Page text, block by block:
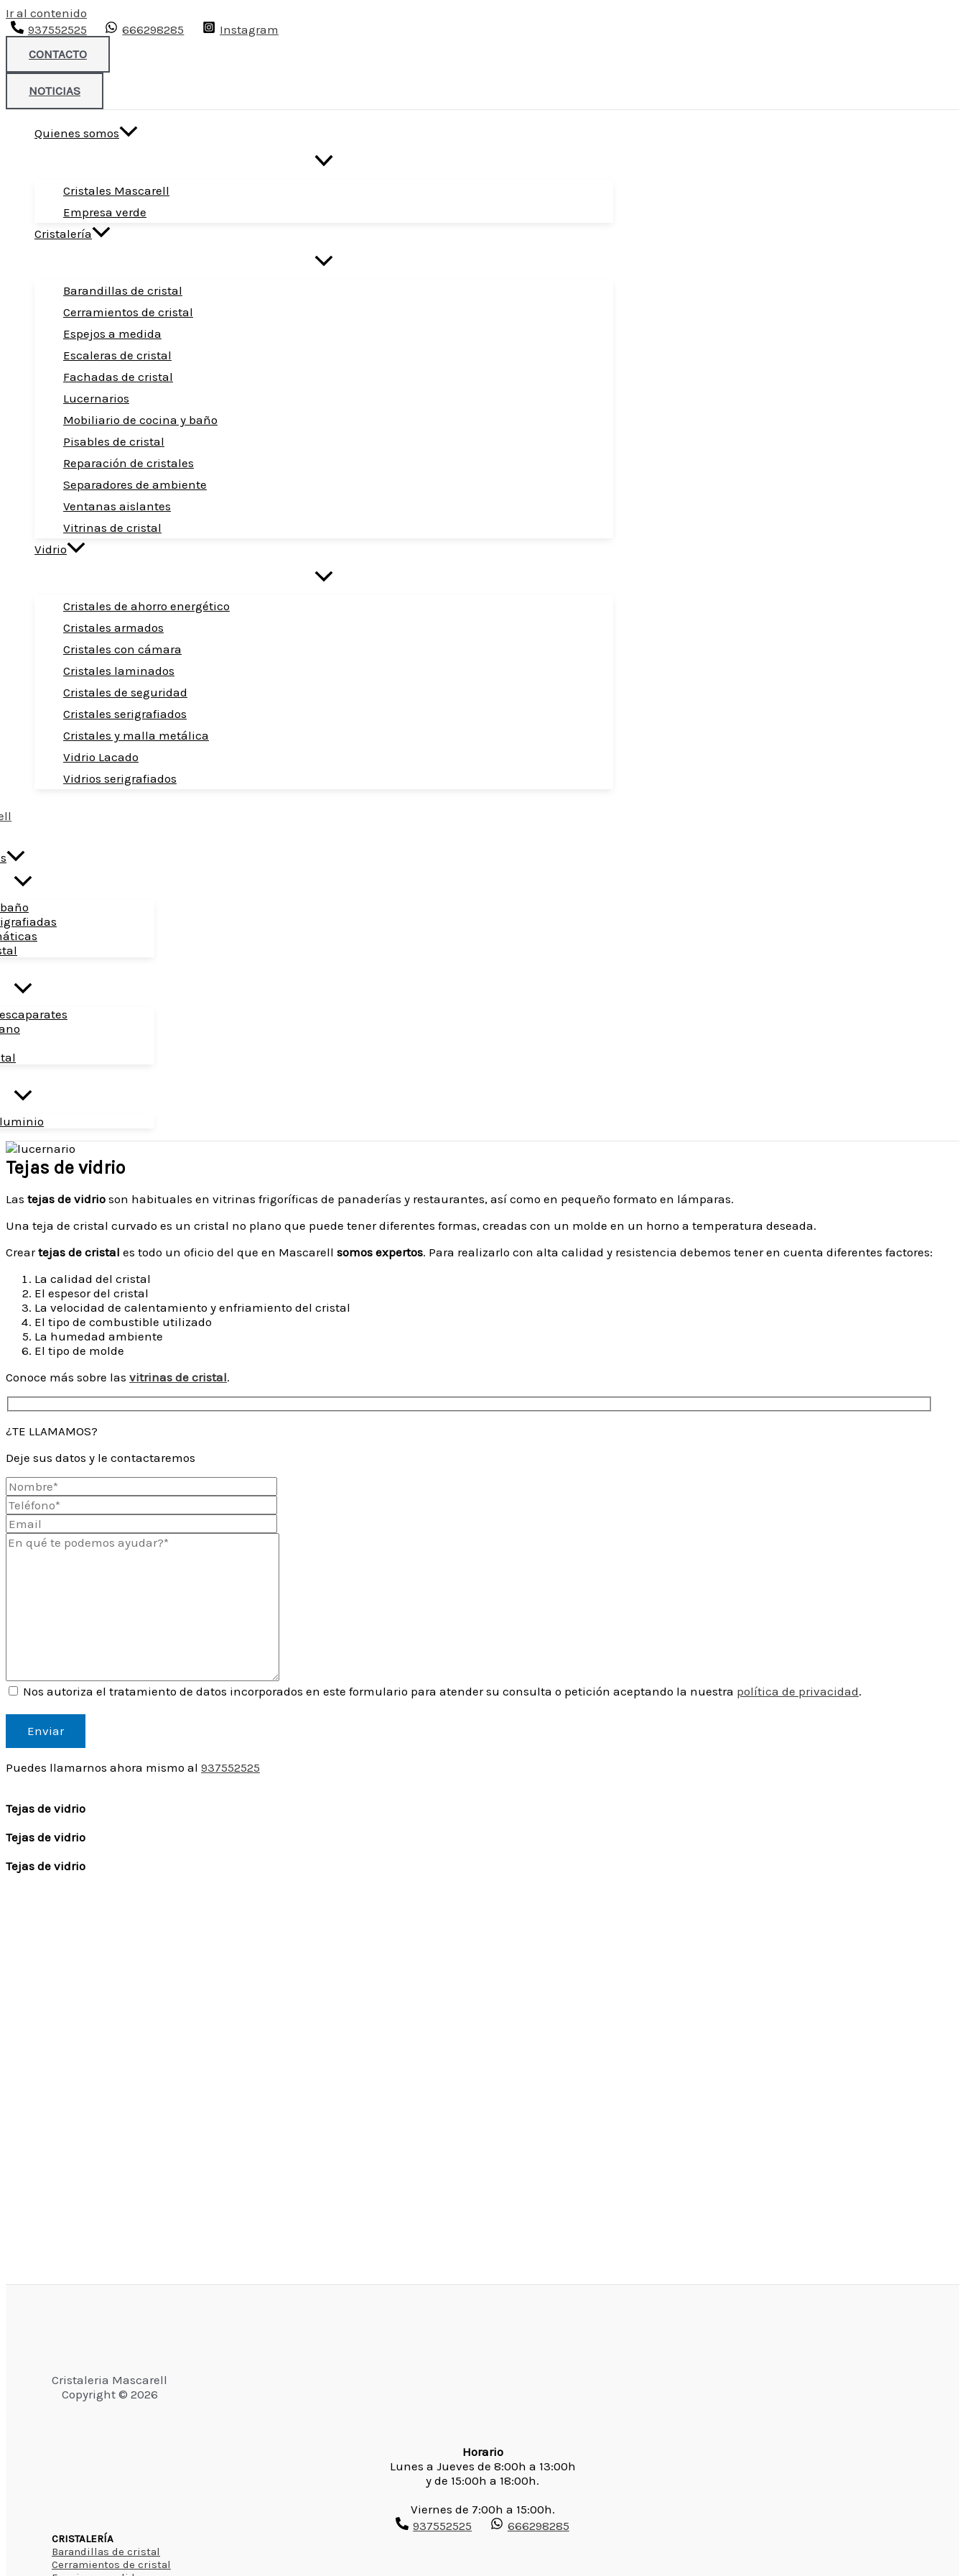
Ir al contenido
937552525
666298285
Instagram
CONTACTO
NOTICIAS
Quienes somos
Cristales Mascarell
Empresa verde
Cristalería
Barandillas de cristal
Cerramientos de cristal
Espejos a medida
Escaleras de cristal
Fachadas de cristal
Lucernarios
Mobiliario de cocina y baño
Pisables de cristal
Reparación de cristales
Separadores de ambiente
Ventanas aislantes
Vitrinas de cristal
Vidrio
Cristales de ahorro energético
Cristales armados
Cristales con cámara
Cristales laminados
Cristales de seguridad
Cristales serigrafiados
Cristales y malla metálica
Vidrio Lacado
Vidrios serigrafiados
Tejas de vidrio
Las tejas de vidrio son habituales en vitrinas frigoríficas de panaderías y restaurantes, así como en pequeño formato en lámparas.
Una teja de cristal curvado es un cristal no plano que puede tener diferentes formas, creadas con un molde en un horno a temperatura deseada.
Creartejas de cristal es todo un oficio del que en Mascarell somos expertos. Para realizarlo con alta calidad y resistencia debemos tener en cuenta diferentes factores:
La calidad del cristal
El espesor del cristal
La velocidad de calentamiento y enfriamiento del cristal
El tipo de combustible utilizado
La humedad ambiente
El tipo de molde
Conoce más sobre las vitrinas de cristal.
¿TE LLAMAMOS?
Deje sus datos y le contactaremos
Nos autoriza el tratamiento de datos incorporados en este formulario para atender su consulta o petición aceptando la nuestra política de privacidad.
deja
este
campo
Puedes llamarnos ahora mismo al 937552525
Tejas de vidrio
Tejas de vidrio
Tejas de vidrio
Cristaleria Mascarell
Copyright © 2026
Horario
Lunes a Jueves de 8:00h a 13:00h
y de 15:00h a 18:00h.
Viernes de 7:00h a 15:00h.
937552525
666298285
CRISTALERÍA
Barandillas de cristal
Cerramientos de cristal